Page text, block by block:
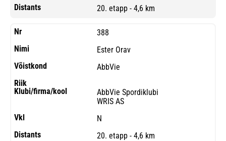
20. etapp - 4,6 km
388
Ester Orav
AbbVie
AbbVie Spordiklubi
WRIS AS
N
20. etapp - 4,6 km